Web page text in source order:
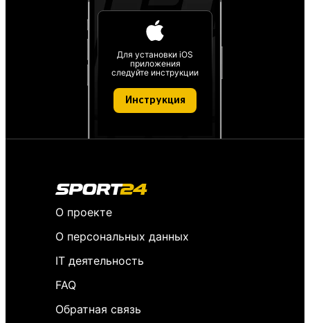
Для установки iOS
приложения
следуйте инструкции
Инструкция
О проекте
О персональных данных
IT деятельность
FAQ
Обратная связь